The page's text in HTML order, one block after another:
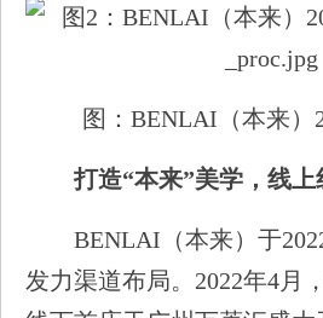
图：BENLAI（本来）
打造“本来”美学，线上
BENLAI（本来）于
发力渠道布局。2022年4月